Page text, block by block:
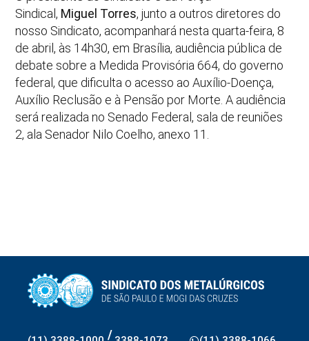
Sindical, Miguel Torres, junto a outros diretores do
nosso Sindicato, acompanhará nesta quarta-feira, 8
de abril, às 14h30, em Brasília, audiência pública de
debate sobre a Medida Provisória 664, do governo
federal, que dificulta o acesso ao Auxílio-Doença,
Auxílio Reclusão e à Pensão por Morte. A audiência
será realizada no Senado Federal, sala de reuniões
2, ala Senador Nilo Coelho, anexo 11.
/